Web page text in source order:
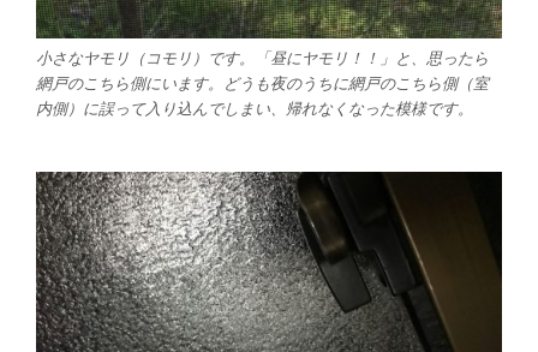
小さなヤモリ（コモリ）です。「昼にヤモリ！！」と、思ったら
網戸のこちら側にいます。どうも夜のうちに網戸のこちら側（室
内側）に誤って入り込んでしまい、帰れなくなった模様です。